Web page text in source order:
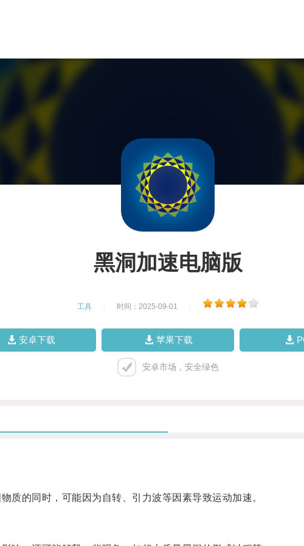
黑洞加速电脑版
工具 时间：2025-09-01
安卓下载 苹果下载
安卓市场，安全绿色
的同时，可能因为自转、引力波等因素导致运动加速。